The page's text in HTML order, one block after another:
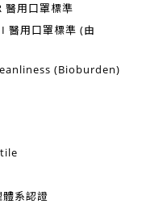
醫用口罩標準
醫用口罩標準 (由
(Bioburden)
系認證